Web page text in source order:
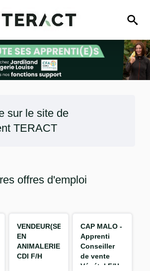
sur le site de
TERACT
offres d'emploi
VENDEUR(SE)
EN
ANIMALERIE
CDI F/H
CAP MALO -
Apprenti
Conseiller
de vente
Végétal F/H